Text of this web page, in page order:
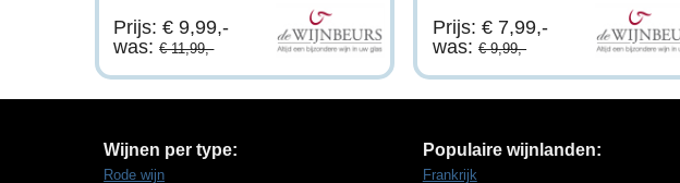
Prijs: € 9,99,-
was:€ 11,99,-
Prijs: € 7,99,-
was:€ 9,99,-
Wijnen per type:
Rode wijn
Populaire wijnlanden:
Frankrijk